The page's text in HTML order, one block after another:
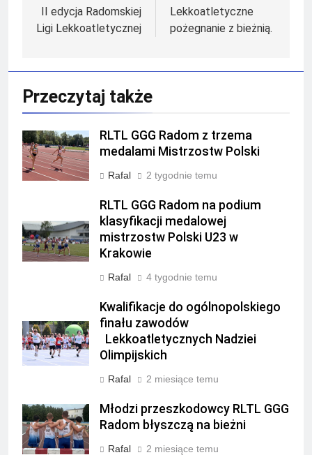
wpisu
II edycja Radomskiej
Ligi Lekkoatletycznej
Lekkoatletyczne
pożegnanie z bieżnią.
Przeczytaj także
RLTL GGG Radom z trzema
medalami Mistrzostw Polski
Rafal 2 tygodnie temu
RLTL GGG Radom na podium
klasyfikacji medalowej
mistrzostw Polski U23 w
Krakowie
Rafal 4 tygodnie temu
Kwalifikacje do ogólnopolskiego
finału zawodów
Lekkoatletycznych Nadziei
Olimpijskich
Rafal 2 miesiące temu
Młodzi przeszkodowcy RLTL GGG
Radom błyszczą na bieżni
Rafal 2 miesiące temu